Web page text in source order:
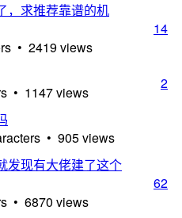
，求推荐靠谱的机
• 2419 views
14
• 1147 views
2
• 905 views
发现有大佬建了这个
• 6870 views
62